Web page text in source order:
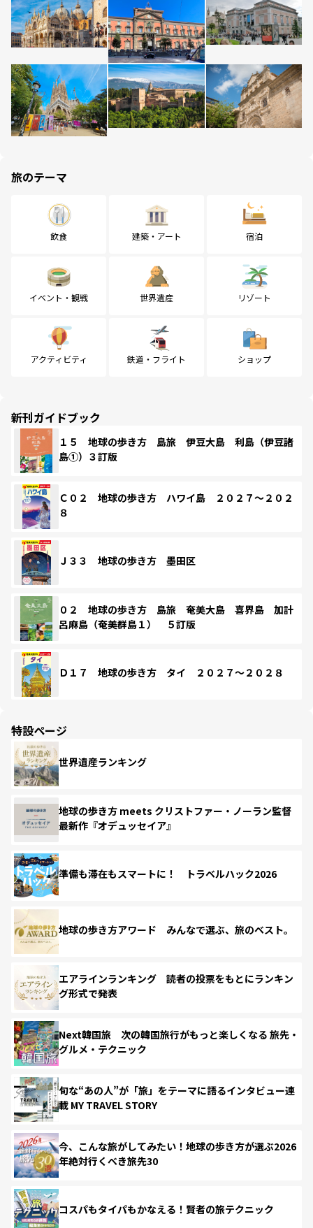
旅のテーマ
飲食 建築・アート 宿泊
イベント・観戦 世界遺産 リゾート
アクティビティ 鉄道・フライト ショップ
新刊ガイドブック
１５ 地球の歩き方 島旅 伊豆大島 利島（伊豆諸
島①）３訂版
Ｃ０２ 地球の歩き方 ハワイ島 ２０２７～２０２
８
Ｊ３３ 地球の歩き方 墨田区
０２ 地球の歩き方 島旅 奄美大島 喜界島 加計
呂麻島（奄美群島１） ５訂版
Ｄ１７ 地球の歩き方 タイ ２０２７～２０２８
特設ページ
世界遺産ランキング
地球の歩き方 meets クリストファー・ノーラン監督
最新作『オデュッセイア』
準備も滞在もスマートに！ トラベルハック2026
地球の歩き方アワード みんなで選ぶ、旅のベスト。
エアラインランキング 読者の投票をもとにランキン
グ形式で発表
Next韓国旅 次の韓国旅行がもっと楽しくなる 旅先・
グルメ・テクニック
旬な“あの人”が「旅」をテーマに語るインタビュー連
載 MY TRAVEL STORY
今、こんな旅がしてみたい！地球の歩き方が選ぶ2026
年絶対行くべき旅先30
コスパもタイパもかなえる！賢者の旅テクニック